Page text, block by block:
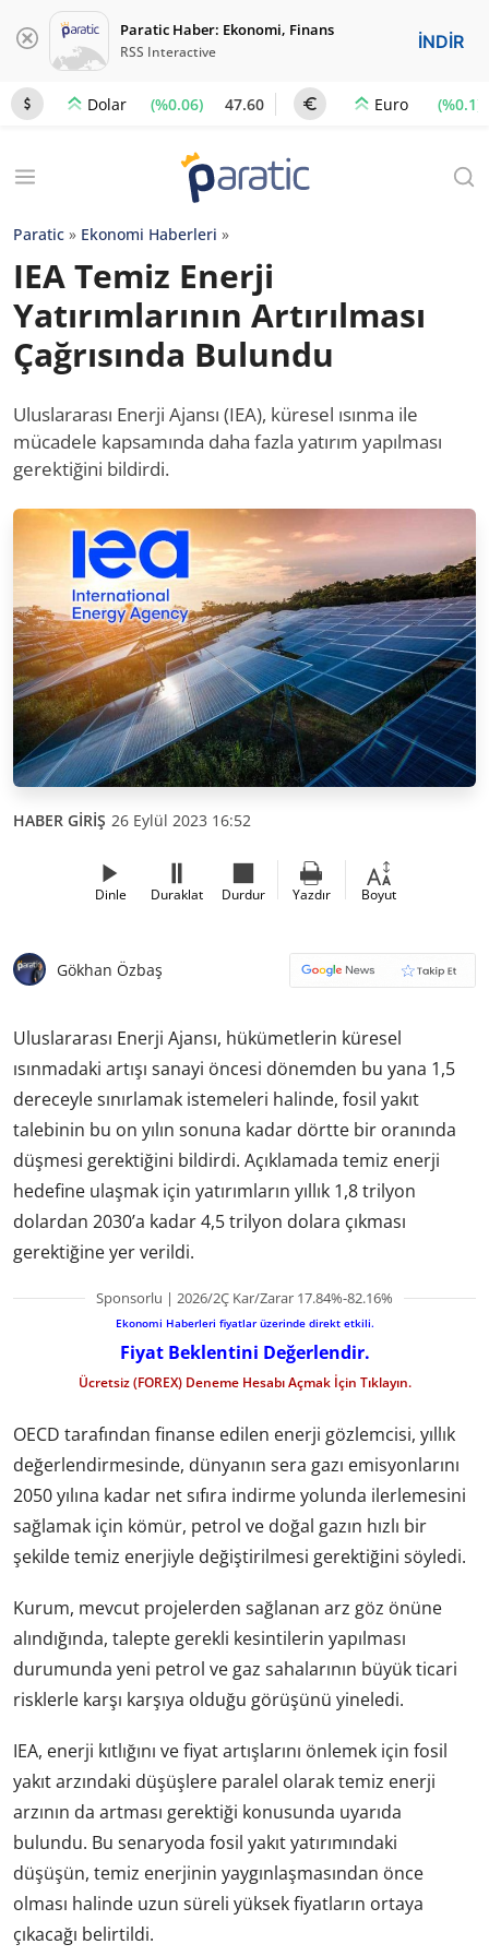
Paratic Haber: Ekonomi, Finans
RSS Interactive İNDİR
Dolar (%0.06) 47.60 Euro (%0.1)
Paratic » Ekonomi Haberleri »
IEA Temiz Enerji
Yatırımlarının Artırılması
Çağrısında Bulundu
Uluslararası Enerji Ajansı (IEA), küresel ısınma ile
mücadele kapsamında daha fazla yatırım yapılması
gerektiğini bildirdi.
HABER GİRİŞ 26 Eylül 2023 16:52
Dinle Duraklat Durdur Yazdır Boyut
Gökhan Özbaş
Uluslararası Enerji Ajansı, hükümetlerin küresel
ısınmadaki artışı sanayi öncesi dönemden bu yana 1,5
dereceyle sınırlamak istemeleri halinde, fosil yakıt
talebinin bu on yılın sonuna kadar dörtte bir oranında
düşmesi gerektiğini bildirdi. Açıklamada temiz enerji
hedefine ulaşmak için yatırımların yıllık 1,8 trilyon
dolardan 2030’a kadar 4,5 trilyon dolara çıkması
gerektiğine yer verildi.
Sponsorlu | 2026/2Ç Kar/Zarar 17.84%-82.16%
Ekonomi Haberleri fiyatlar üzerinde direkt etkili.
Fiyat Beklentini Değerlendir.
Ücretsiz (FOREX) Deneme Hesabı Açmak İçin Tıklayın.
OECD tarafından finanse edilen enerji gözlemcisi, yıllık
değerlendirmesinde, dünyanın sera gazı emisyonlarını
2050 yılına kadar net sıfıra indirme yolunda ilerlemesini
sağlamak için kömür, petrol ve doğal gazın hızlı bir
şekilde temiz enerjiyle değiştirilmesi gerektiğini söyledi.
Kurum, mevcut projelerden sağlanan arz göz önüne
alındığında, talepte gerekli kesintilerin yapılması
durumunda yeni petrol ve gaz sahalarının büyük ticari
risklerle karşı karşıya olduğu görüşünü yineledi.
IEA, enerji kıtlığını ve fiyat artışlarını önlemek için fosil
yakıt arzındaki düşüşlere paralel olarak temiz enerji
arzının da artması gerektiği konusunda uyarıda
bulundu. Bu senaryoda fosil yakıt yatırımındaki
düşüşün, temiz enerjinin yaygınlaşmasından önce
olması halinde uzun süreli yüksek fiyatların ortaya
çıkacağı belirtildi.